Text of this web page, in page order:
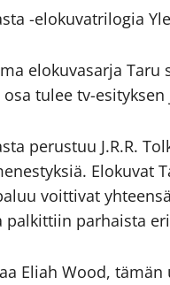
-elokuvatrilogia
elokuvasarja
tulee tv-
perustuu J.R.R.
Elokuvat
voittivat
palkittiin parhaista
Eliah Wood,